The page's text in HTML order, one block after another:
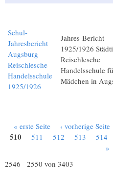
Schul-
Jahresbericht
Augsburg
Reischlesche
Handelsschule
1925/1926
Jahres-Bericht
1925/1926
Reischlesche
Handelsschule
Mädchen in
Seiten
« erste Seite ‹ vorherige Seite
510 511 512 513 514
»
2546 - 2550 von 3403